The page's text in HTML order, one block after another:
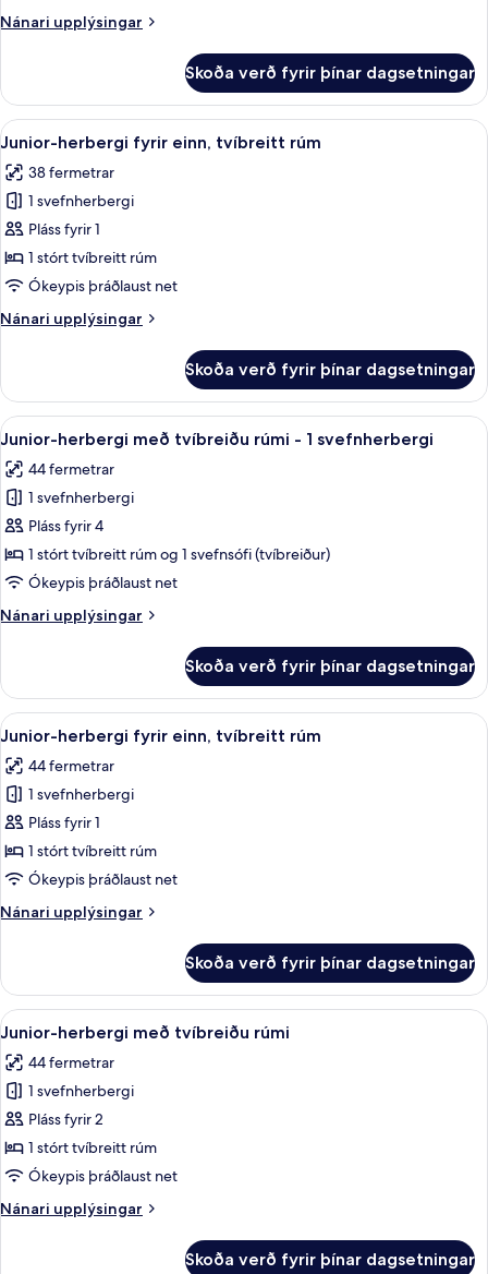
rúmi
Nánari upplýsingar
Nánari
herbergi
með
tvíbreiðu
Skoða verð fyrir þínar dagsetningar
Skoða
allar
myndir
fyrir
Junior-
herbergi
fyrir
tvíbreitt
Rúmföt af bestu gerð, míníbar,
5
Junior-herbergi fyrir einn, tvíbreitt rúm
38 fermetrar
1 svefnherbergi
Pláss fyrir 1
1 stórt tvíbreitt rúm
Ókeypis þráðlaust net
Nánari upplýsingar
Nánari
herbergi
fyrir
einn,
rúm
Skoða verð fyrir þínar dagsetningar
Skoða
allar
myndir
fyrir
Junior-
herbergi
með
rúmi
svefnherbergi
Rúmföt af bestu gerð, míníbar,
6
Junior-herbergi með tvíbreiðu rúmi - 1 svefnherbergi
44 fermetrar
1 svefnherbergi
Pláss fyrir 4
1 stórt tvíbreitt rúm og 1 svefnsófi (tvíbreiður)
Ókeypis þráðlaust net
Nánari upplýsingar
Nánari
herbergi
með
tvíbreiðu
Skoða verð fyrir þínar dagsetningar
Skoða
allar
myndir
fyrir
Junior-
herbergi
fyrir
tvíbreitt
Rúmföt af bestu gerð, míníbar,
6
Junior-herbergi fyrir einn, tvíbreitt rúm
44 fermetrar
1 svefnherbergi
Pláss fyrir 1
1 stórt tvíbreitt rúm
Ókeypis þráðlaust net
Nánari upplýsingar
Nánari
herbergi
fyrir
einn,
rúm
Skoða verð fyrir þínar dagsetningar
Skoða
allar
myndir
fyrir
Junior-
herbergi
með
rúmi
Rúmföt af bestu gerð, míníbar,
5
Junior-herbergi með tvíbreiðu rúmi
44 fermetrar
1 svefnherbergi
Pláss fyrir 2
1 stórt tvíbreitt rúm
Ókeypis þráðlaust net
Nánari upplýsingar
Nánari
Skoða verð fyrir þínar dagsetningar